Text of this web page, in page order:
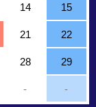
14 15
21 22
28 29
- -